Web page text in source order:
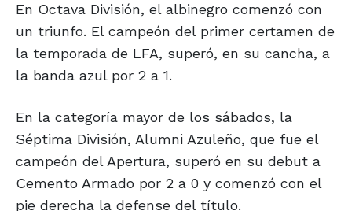
En Octava División, el albinegro comenzó con
un triunfo. El campeón del primer certamen de
la temporada de LFA, superó, en su cancha, a
la banda azul por 2 a 1.
En la categoría mayor de los sábados, la
Séptima División, Alumni Azuleño, que fue el
campeón del Apertura, superó en su debut a
Cemento Armado por 2 a 0 y comenzó con el
pie derecha la defense del título.